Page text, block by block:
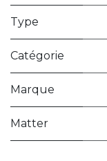
Type
Catégorie
Marque
Matter